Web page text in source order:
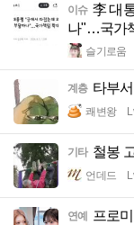
이슈 李 대
나"…국가
슬기로움
계층 타부
쾌변왕
기타 철봉
언데드
연예 프로